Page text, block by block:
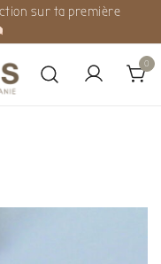
sur ta première
0